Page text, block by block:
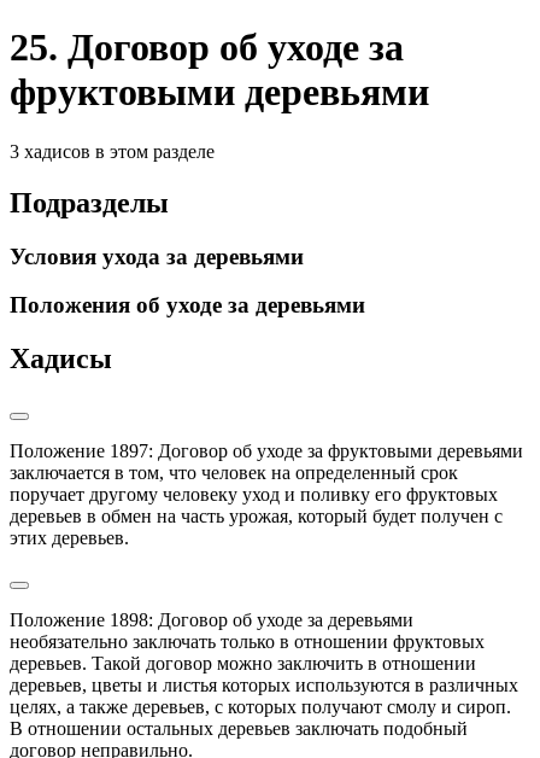
25. Договор об уходе за
фруктовыми деревьями
3 хадисов в этом разделе
Подразделы
Условия ухода за деревьями
Положения об уходе за деревьями
Хадисы
Положение 1897: Договор об уходе за фруктовыми деревьями
заключается в том, что человек на определенный срок
поручает другому человеку уход и поливку его фруктовых
деревьев в обмен на часть урожая, который будет получен с
этих деревьев.
Положение 1898: Договор об уходе за деревьями
необязательно заключать только в отношении фруктовых
деревьев. Такой договор можно заключить в отношении
деревьев, цветы и листья которых используются в различных
целях, а также деревьев, с которых получают смолу и сироп.
В отношении остальных деревьев заключать подобный
договор неправильно.